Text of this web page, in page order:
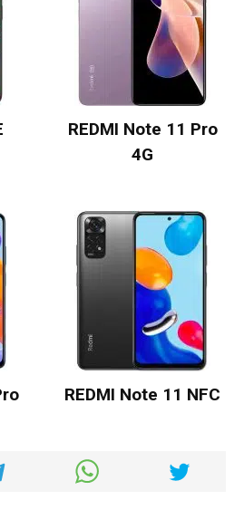
REDMI Note 11 Pro
4G
REDMI Note 11 NFC